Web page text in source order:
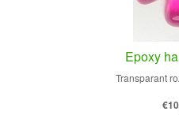
Epoxy
Transparant